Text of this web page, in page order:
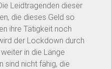
Leidtragenden dieser
die dieses Geld so
ihre Tätigkeit noch
der Lockdown durch
in die Länge
sind nicht fähig, die